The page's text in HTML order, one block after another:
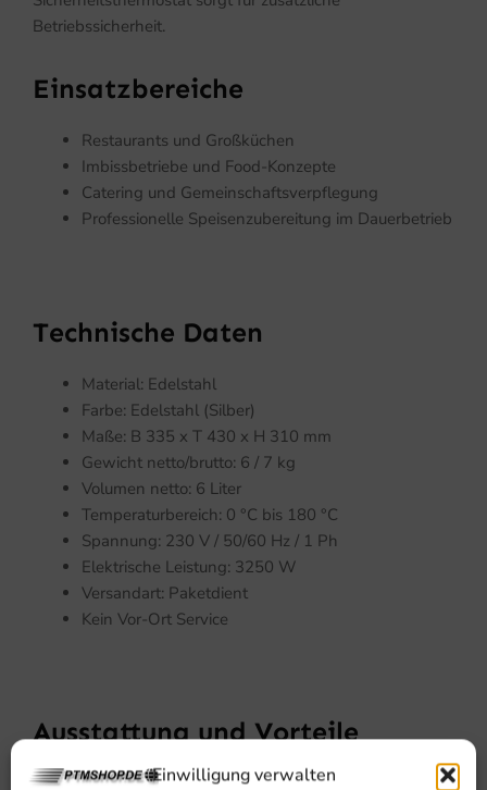
Einwilligung verwalten
Betriebssicherheit.
Einsatzbereiche
Restaurants und Großküchen
Imbissbetriebe und Food-Konzepte
Catering und Gemeinschaftsverpflegung
Professionelle Speisenzubereitung im Dauerbetrieb
Technische Daten
Material: Edelstahl
Farbe: Edelstahl (Silber)
Maße: B 335 x T 430 x H 310 mm
Gewicht netto/brutto: 6 / 7 kg
Volumen netto: 6 Liter
Temperaturbereich: 0 °C bis 180 °C
Spannung: 230 V / 50/60 Hz / 1 Ph
Elektrische Leistung: 3250 W
Versandart: Paketdient
Kein Vor-Ort Service
Ausstattung und Vorteile
Abgerundetes, herausnehmbares Becken mit